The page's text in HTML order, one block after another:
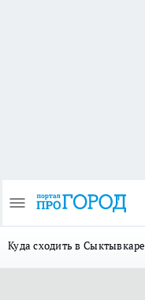
Куда сходить в Сыктывкаре